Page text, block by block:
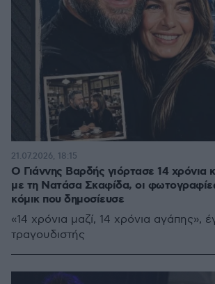
Ο Γιάννης Βαρδής γιόρτασε 14 χρόνια
με τη Νατάσα Σκαφίδα, οι
κόμικ που δημοσίευσε
«14 χρόνια μαζί, 14 χρόνια αγάπης»,
τραγουδιστής
21.07.2026, 18:15